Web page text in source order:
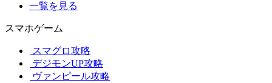
一覧を見る
スマホゲーム
スマグロ攻略
デジモンUP攻略
ヴァンピール攻略